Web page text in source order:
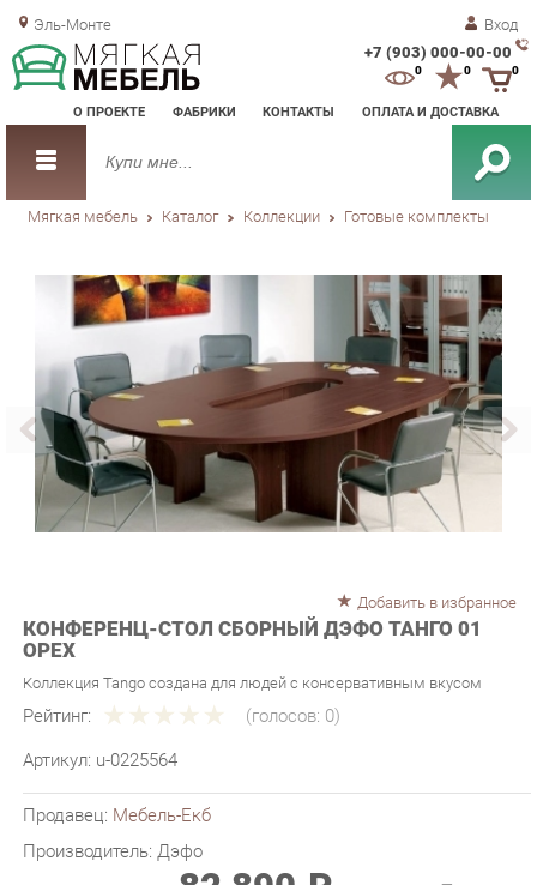
Эль-Монте Вход
+7 (903) 000-00-00
О ПРОЕКТЕ ФАБРИКИ КОНТАКТЫ ОПЛАТА И ДОСТАВКА
0 0
Мягкая мебель Каталог Коллекции Готовые комплекты
КОНФЕРЕНЦ-СТОЛ СБОРНЫЙ ДЭФО ТАНГО 01
ОРЕХ
Коллекция Tango создана для людей с консервативным вкусом
Рейтинг: (голосов:0)
u-0225564
Производитель:Дэфо
Последняя цена: 82 890 ₽